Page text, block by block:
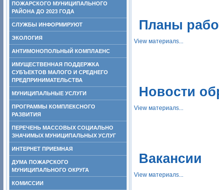
ПОЖАРСКОГО МУНИЦИПАЛЬНОГО
РАЙОНА ДО 2023 ГОДА
СЛУЖБЫ ИНФОРМИРУЮТ
ЭКОЛОГИЯ
АНТИМОНОПОЛЬНЫЙ КОМПЛАЕНС
ИМУЩЕСТВЕННАЯ ПОДДЕРЖКА
СУБЪЕКТОВ МАЛОГО И СРЕДНЕГО
ПРЕДПРИНИМАТЕЛЬСТВА
МУНИЦИПАЛЬНЫЕ УСЛУГИ
ПРОГРАММЫ КОМПЛЕКСНОГО
РАЗВИТИЯ
ПЕРЕЧЕНЬ МАССОВЫХ СОЦИАЛЬНО
ЗНАЧИМЫХ МУНИЦИПАЛЬНЫХ УСЛУГ
ИНТЕРНЕТ ПРИЕМНАЯ
ДУМА ПОЖАРСКОГО
МУНИЦИПАЛЬНОГО ОКРУГА
КОМИССИИ
Планы
View материалs...
Новости
View материалs...
Вакансии
View материалs...